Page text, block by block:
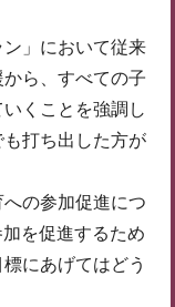
」において従来
ら、すべての子
くことを強調し
打ち出した方が
の参加促進につ
を促進するため
にあげてはどう